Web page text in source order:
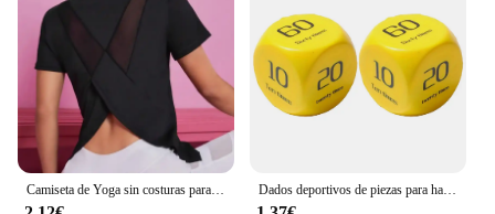
Dados deportivos de piezas para hacer ejercicio, tabla de 6 caras para hacer ejercicio, flexiones, sentadillas, saltar, Lunge, equipo dinámico para Fitness en grupo, 2 unidades